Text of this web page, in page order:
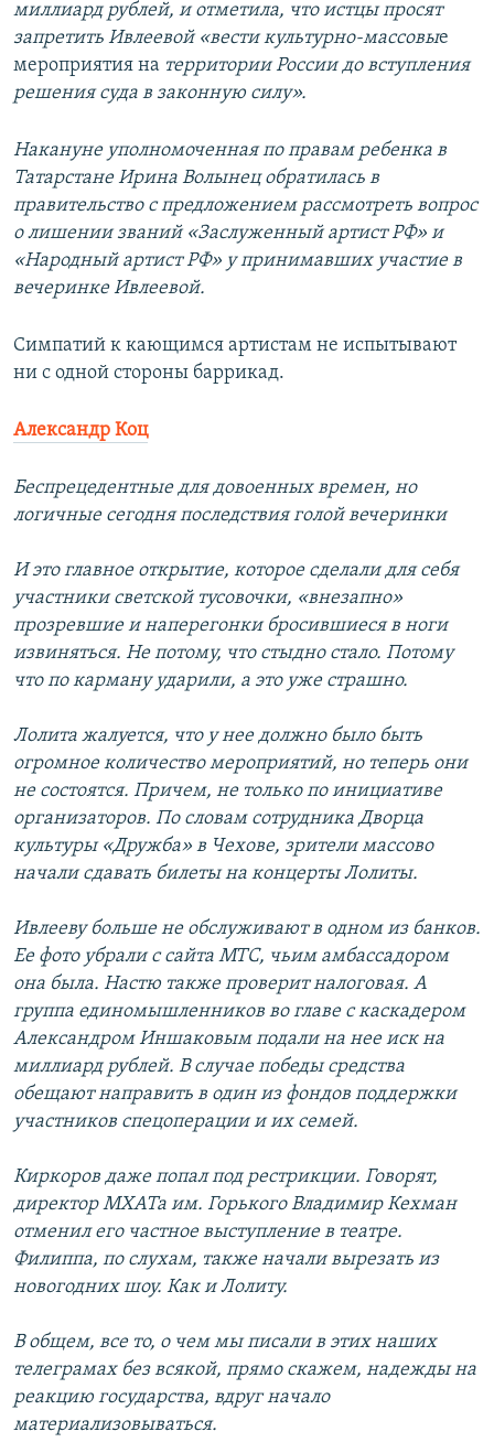
миллиард рублей, и отметила, что истцы просят
запретить Ивлеевой «вести культурно-массовые
мероприятия на территории России до вступления
решения суда в законную силу».
Накануне уполномоченная по правам ребенка в
Татарстане Ирина Волынец обратилась в
правительство с предложением рассмотреть вопрос
о лишении званий «Заслуженный артист РФ» и
«Народный артист РФ» у принимавших участие в
вечеринке Ивлеевой.
Симпатий к кающимся артистам не испытывают
ни с одной стороны баррикад.
Александр Коц
Беспрецедентные для довоенных времен, но
логичные сегодня последствия голой вечеринки
И это главное открытие, которое сделали для себя
участники светской тусовочки, «внезапно»
прозревшие и наперегонки бросившиеся в ноги
извиняться. Не потому, что стыдно стало. Потому
что по карману ударили, а это уже страшно.
Лолита жалуется, что у нее должно было быть
огромное количество мероприятий, но теперь они
не состоятся. Причем, не только по инициативе
организаторов. По словам сотрудника Дворца
культуры «Дружба» в Чехове, зрители массово
начали сдавать билеты на концерты Лолиты.
Ивлееву больше не обслуживают в одном из банков.
Ее фото убрали с сайта МТС, чьим амбассадором
она была. Настю также проверит налоговая. А
группа единомышленников во главе с каскадером
Александром Иншаковым подали на нее иск на
миллиард рублей. В случае победы средства
обещают направить в один из фондов поддержки
участников спецоперации и их семей.
Киркоров даже попал под рестрикции. Говорят,
директор МХАТа им. Горького Владимир Кехман
отменил его частное выступление в театре.
Филиппа, по слухам, также начали вырезать из
новогодних шоу. Как и Лолиту.
В общем, все то, о чем мы писали в этих наших
телеграмах без всякой, прямо скажем, надежды на
реакцию государства, вдруг начало
материализовываться.